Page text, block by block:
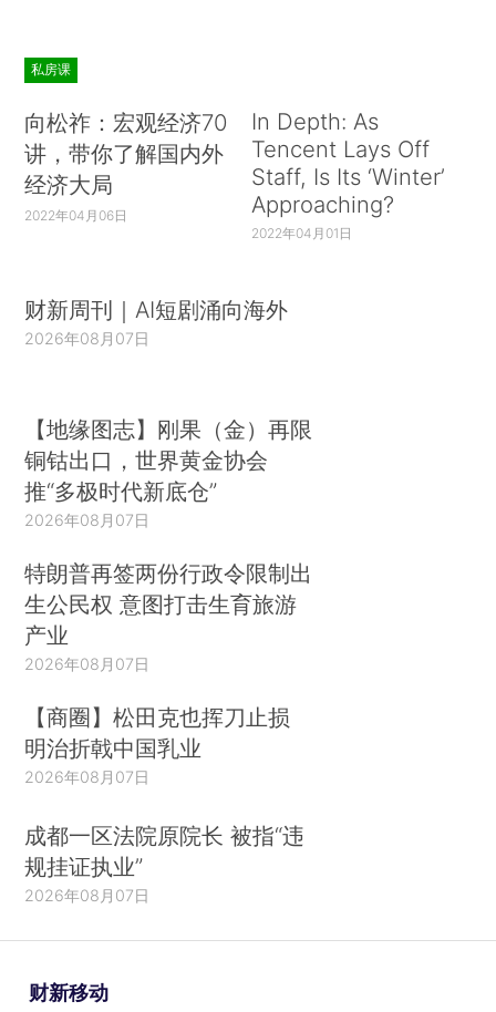
私房课
向松祚：宏观经济70
讲，带你了解国内外
经济大局
2022年04月06日
In Depth: As
Tencent Lays Off
Staff, Is Its ‘Winter’
Approaching?
2022年04月01日
财新周刊｜AI短剧涌向海外
2026年08月07日
【地缘图志】刚果（金）再限
铜钴出口，世界黄金协会
推“多极时代新底仓”
2026年08月07日
特朗普再签两份行政令限制出
生公民权 意图打击生育旅游
产业
2026年08月07日
【商圈】松田克也挥刀止损
明治折戟中国乳业
2026年08月07日
成都一区法院原院长 被指“违
规挂证执业”
2026年08月07日
财新移动